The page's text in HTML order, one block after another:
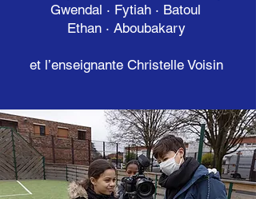
Gwendal · Fytiah · Batoul
Ethan · Aboubakary
et l’enseignante Christelle Voisin